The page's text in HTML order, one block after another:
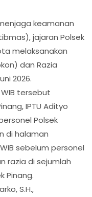
keamanan
jajaran Polsek
melaksanakan
dan Razia
2026.
tersebut
IPTU Adityo
Polsek
di halaman
sebelum personel
razia di sejumlah
Pinang.
S.H.,